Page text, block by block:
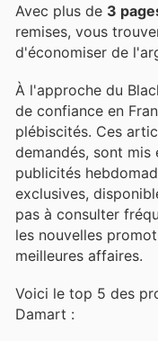
Avec plus de 3
remises, vous
d'économiser de
À l'approche du
de confiance en
plébiscités. Ces
demandés, sont mis
publicités
exclusives,
pas à consulter
les nouvelles
meilleures affaires.
Voici le top 5 des
Damart :